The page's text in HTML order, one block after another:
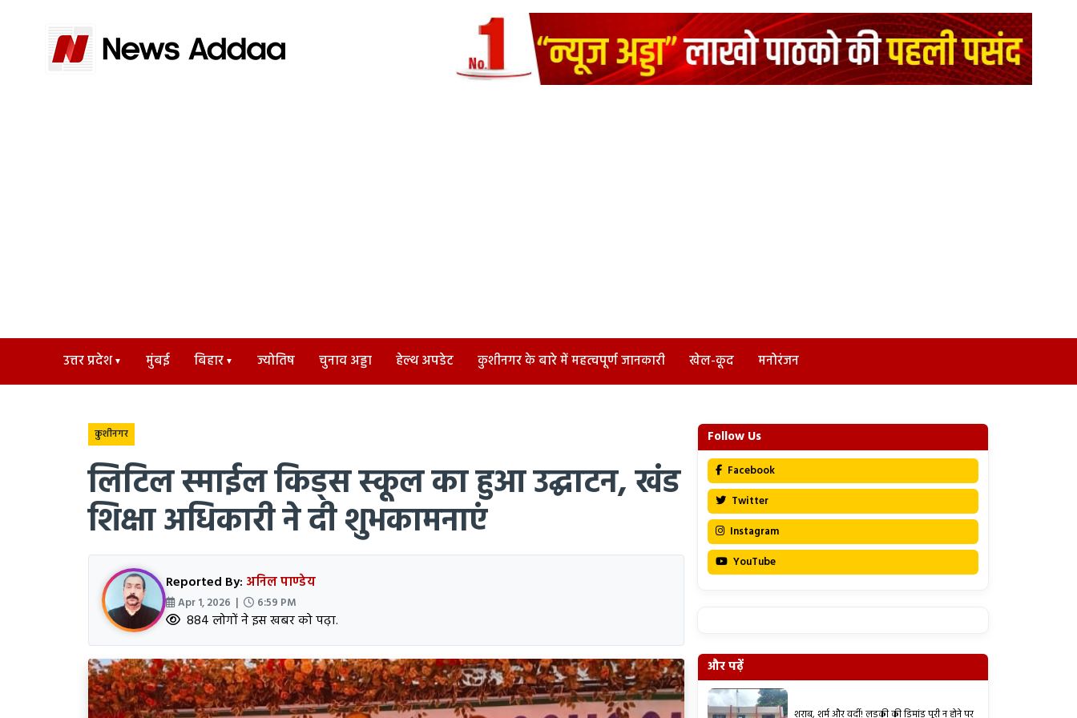
उत्तर प्रदेश मुंबई बिहार ज्योतिष चुनाव अड्डा हेल्थ अपडेट कुशीनगर के बारे में महत्वपूर्ण जानकारी खेल-कूद मनोरंजन
कुशीनगर
लिटिल स्माईल किड्स स्कूल का हुआ उद्घाटन, खंड
शिक्षा अधिकारी ने दी शुभकामनाएं
Reported By: अनिल पाण्डेय
Apr 1, 2026 | 6:59 PM
884 लोगों ने इस खबर को पढ़ा.
Follow Us
Facebook
Twitter
Instagram
YouTube
और पढ़ें
शराब, शर्म और वर्दी! लड़की की डिमांड पूरी न होने पर